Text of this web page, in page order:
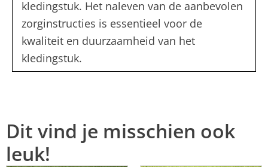
kledingstuk. Het naleven van de aanbevolen
zorginstructies is essentieel voor de
kwaliteit en duurzaamheid van het
kledingstuk.
Dit vind je misschien ook
leuk!